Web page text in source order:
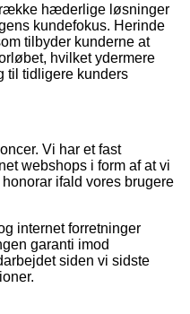
hæderlige løsninger
kundefokus. Herinde
tilbyder kunderne at
hvilket ydermere
til tidligere kunders
Vi har et fast
webshops i form af at vi
ifald vores brugere
internet forretninger
garanti imod
siden vi sidste